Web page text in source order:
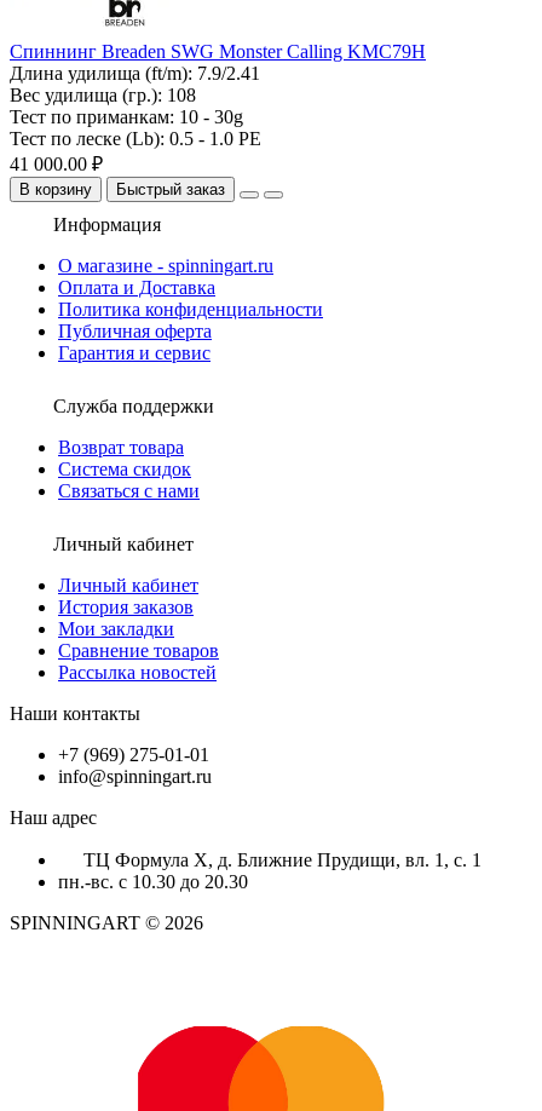
Спиннинг Breaden SWG Monster Calling KMC79H
Длина удилища (ft/m): 7.9/2.41
Вес удилища (гр.): 108
Тест по приманкам: 10 - 30g
Тест по леске (Lb): 0.5 - 1.0 PE
41 000.00 ₽
В корзину Быстрый заказ
Информация
О магазине - spinningart.ru
Оплата и Доставка
Политика конфиденциальности
Публичная оферта
Гарантия и сервис
Служба поддержки
Возврат товара
Система скидок
Связаться с нами
Личный кабинет
Личный кабинет
История заказов
Мои закладки
Сравнение товаров
Рассылка новостей
Наши контакты
+7 (969) 275-01-01
info@spinningart.ru
Наш адрес
ТЦ Формула X, д. Ближние Прудищи, вл. 1, с. 1
пн.-вс. с 10.30 до 20.30
SPINNINGART © 2026